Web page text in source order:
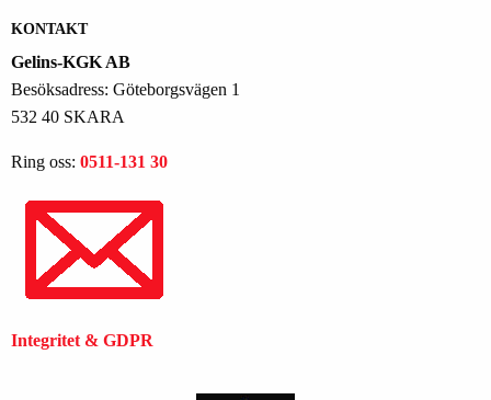
KONTAKT
Gelins-KGK AB
Besöksadress: Göteborgsvägen 1
532 40 SKARA
Ring oss: 0511-131 30
Integritet & GDPR